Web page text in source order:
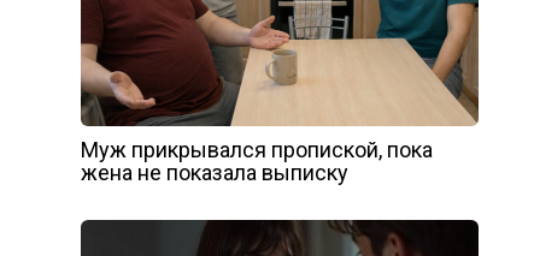
Муж прикрывался пропиской, пока
жена не показала выписку